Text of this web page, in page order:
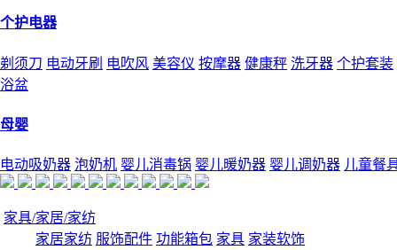
个护电器
剃须刀 电动牙刷 电吹风 美容仪 按摩器 健康秤 洗牙器 个护套装
浴盆
母婴
电动吸奶器 泡奶机 婴儿消毒锅 婴儿暖奶器 婴儿调奶器 儿童餐
家具/家居/家纺
家居家纺 服饰配件 功能箱包 家具 家装软饰